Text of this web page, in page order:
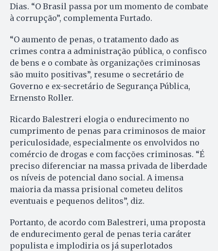
Dias. “O Brasil passa por um momento de combate
à corrupção”, complementa Furtado.
“O aumento de penas, o tratamento dado as
crimes contra a administração pública, o confisco
de bens e o combate às organizações criminosas
são muito positivas”, resume o secretário de
Governo e ex-secretário de Segurança Pública,
Ernensto Roller.
Ricardo Balestreri elogia o endurecimento no
cumprimento de penas para criminosos de maior
periculosidade, especialmente os envolvidos no
comércio de drogas e com facções criminosas. “É
preciso diferenciar na massa privada de liberdade
os níveis de potencial dano social. A imensa
maioria da massa prisional cometeu delitos
eventuais e pequenos delitos”, diz.
Portanto, de acordo com Balestreri, uma proposta
de endurecimento geral de penas teria caráter
populista e implodiria os já superlotados